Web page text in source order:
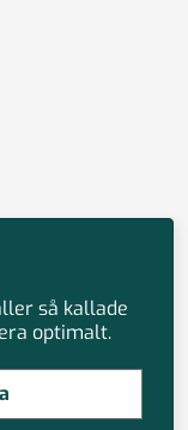
så kallade
optimalt.